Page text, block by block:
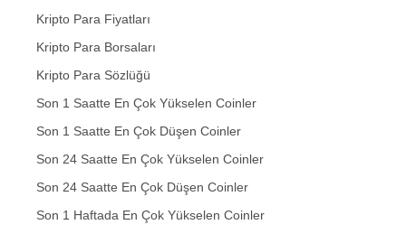
Kripto Para Fiyatları
Kripto Para Borsaları
Kripto Para Sözlüğü
Son 1 Saatte En Çok Yükselen Coinler
Son 1 Saatte En Çok Düşen Coinler
Son 24 Saatte En Çok Yükselen Coinler
Son 24 Saatte En Çok Düşen Coinler
Son 1 Haftada En Çok Yükselen Coinler